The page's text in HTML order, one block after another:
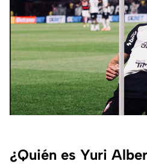
¿Quién es Yuri